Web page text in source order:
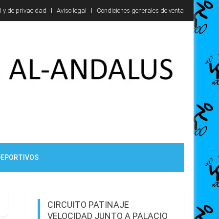
y de privacidad Aviso legal Condiciones generales de venta
CIRCUITO PATINAJE
VELOCIDAD JUNTO A PALACIO